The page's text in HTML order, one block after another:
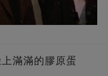
滿滿的膠原蛋